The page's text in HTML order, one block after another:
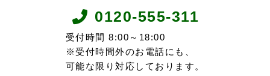
0120-555-311
受付時間 8:00～18:00
※受付時間外のお電話にも、
可能な限り対応しております。